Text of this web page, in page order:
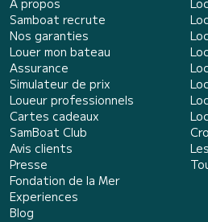
À propos
Samboat recrute
Nos garanties
Louer mon bateau
Assurance
Simulateur de prix
Loueur professionnels
Cartes cadeaux
SamBoat Club
Avis clients
Presse
Fondation de la Mer
Experiences
Blog